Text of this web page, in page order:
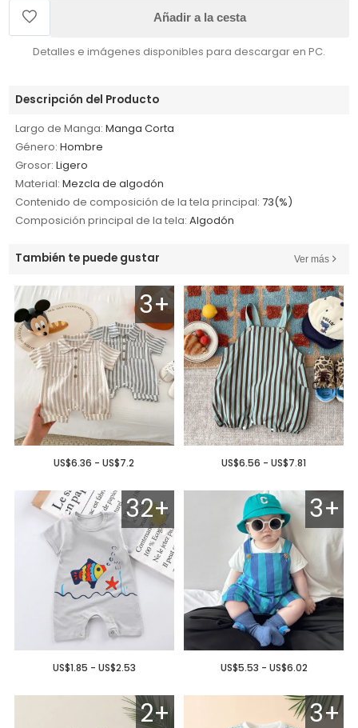
Añadir a la cesta
Detalles e imágenes disponibles para descargar en PC.
Descripción del Producto
Largo de Manga: Manga Corta
Género: Hombre
Grosor: Ligero
Material: Mezcla de algodón
Contenido de composición de la tela principal: 73(%)
Composición principal de la tela: Algodón
También te puede gustar Ver más
3+
US$6.36 - US$7.2 US$6.56 - US$7.81
32+
US$1.85 - US$2.53
3+
US$5.53 - US$6.02
2+ 3+